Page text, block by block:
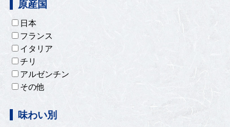
原産国
日本
フランス
イタリア
チリ
アルゼンチン
その他
味わい別